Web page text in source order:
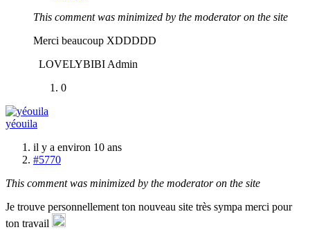
This comment was minimized by the moderator on the site
Merci beaucoup XDDDDD
LOVELYBIBI Admin
0
yéouila
il y a environ 10 ans
#5770
This comment was minimized by the moderator on the site
Je trouve personnellement ton nouveau site très sympa merci pour
ton travail